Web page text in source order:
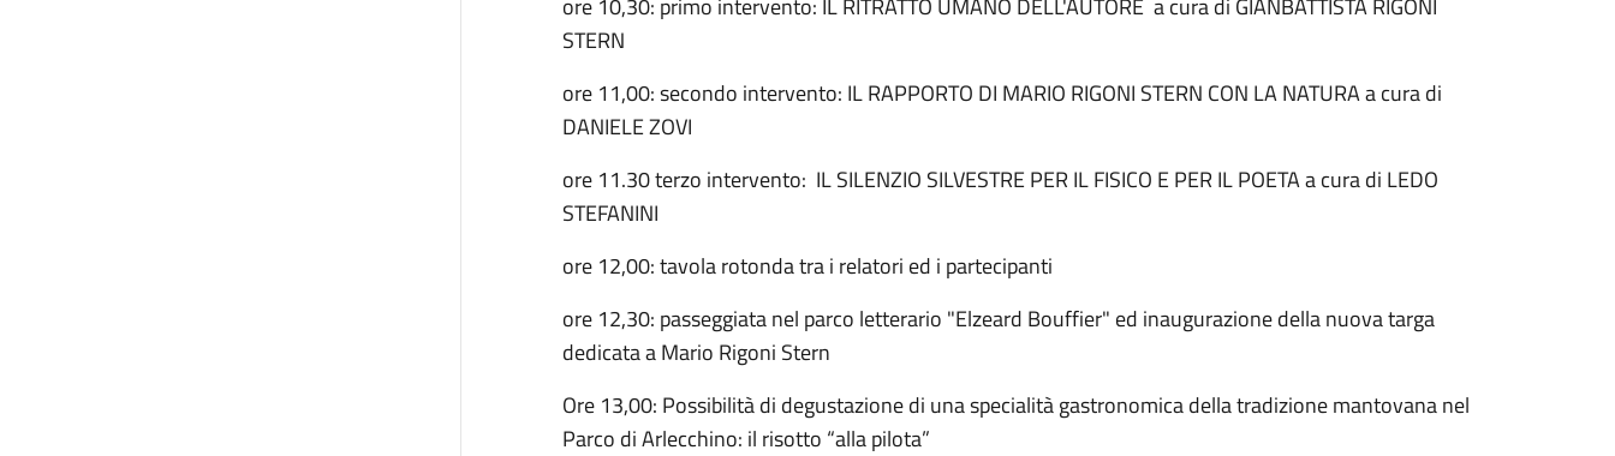
ore 10,30: primo intervento: IL RITRATTO UMANO DELL'AUTORE a cura di GIANBATTISTA RIGONI
STERN
ore 11,00: secondo intervento: IL RAPPORTO DI MARIO RIGONI STERN CON LA NATURA a cura di
DANIELE ZOVI
ore 11.30 terzo intervento: IL SILENZIO SILVESTRE PER IL FISICO E PER IL POETA a cura di LEDO
STEFANINI
ore 12,00: tavola rotonda tra i relatori ed i partecipanti
ore 12,30: passeggiata nel parco letterario "Elzeard Bouffier" ed inaugurazione della nuova targa
dedicata a Mario Rigoni Stern
Ore 13,00: Possibilità di degustazione di una specialità gastronomica della tradizione mantovana nel
Parco di Arlecchino: il risotto “alla pilota”